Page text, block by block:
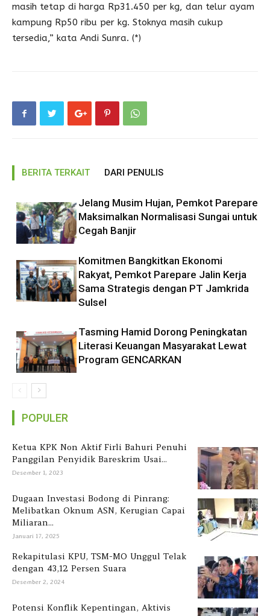
masih tetap di harga Rp31.450 per kg, dan telur ayam
kampung Rp50 ribu per kg. Stoknya masih cukup
tersedia,” kata Andi Sunra. (*)
BERITA TERKAIT DARI PENULIS
Jelang Musim Hujan, Pemkot Parepare
Maksimalkan Normalisasi Sungai untuk
Cegah Banjir
Komitmen Bangkitkan Ekonomi
Rakyat, Pemkot Parepare Jalin Kerja
Sama Strategis dengan PT Jamkrida
Sulsel
Tasming Hamid Dorong Peningkatan
Literasi Keuangan Masyarakat Lewat
Program GENCARKAN
POPULER
Ketua KPK Non Aktif Firli Bahuri Penuhi
Panggilan Penyidik Bareskrim Usai...
Desember 1, 2023
Dugaan Investasi Bodong di Pinrang:
Melibatkan Oknum ASN, Kerugian Capai
Miliaran...
Januari 17, 2025
Rekapitulasi KPU, TSM-MO Unggul Telak
dengan 43,12 Persen Suara
Desember 2, 2024
Potensi Konflik Kepentingan, Aktivis